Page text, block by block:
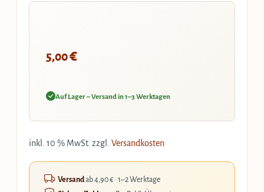
5,00€
Auf Lager – Versand in 1–3 Werktagen
inkl. 10 % MwSt. zzgl. Versandkosten
Versandab 4,90 € · 1–2 Werktage